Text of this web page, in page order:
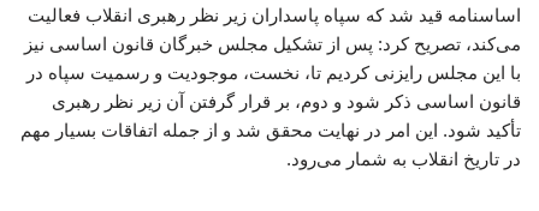
اساسنامه قید شد که سپاه پاسداران زیر نظر رهبری انقلاب فعالیت
می‌کند، تصریح کرد: پس از تشکیل مجلس خبرگان قانون اساسی نیز
با این مجلس رایزنی کردیم تا، نخست، موجودیت و رسمیت سپاه در
قانون اساسی ذکر شود و دوم، بر قرار گرفتن آن زیر نظر رهبری
تأکید شود. این امر در نهایت محقق شد و از جمله اتفاقات بسیار مهم
در تاریخ انقلاب به شمار می‌رود.